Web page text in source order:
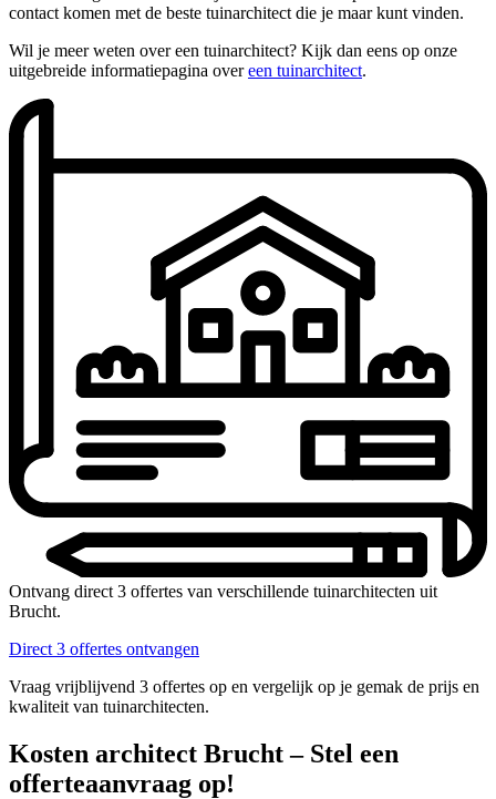
contact komen met de beste tuinarchitect die je maar kunt vinden.
Wil je meer weten over een tuinarchitect? Kijk dan eens op onze
uitgebreide informatiepagina overeen tuinarchitect.
Ontvang direct 3 offertes van verschillende tuinarchitecten uit
Brucht.
Direct 3 offertes ontvangen
Vraag vrijblijvend 3 offertes op en vergelijk op je gemak de prijs en
kwaliteit van tuinarchitecten.
Kosten architect Brucht – Stel een
offerteaanvraag op!